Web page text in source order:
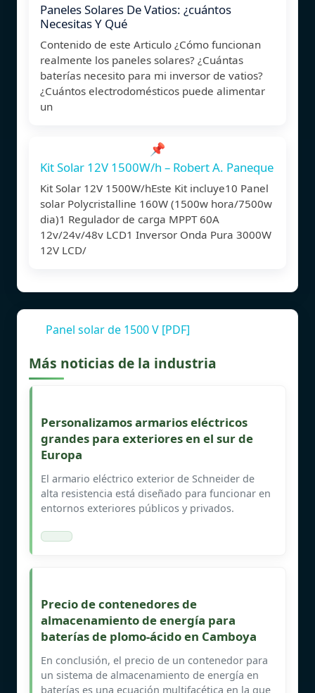
Paneles Solares De Vatios: ¿cuántos
Necesitas Y Qué
Contenido de este Articulo ¿Cómo funcionan
realmente los paneles solares? ¿Cuántas
baterías necesito para mi inversor de vatios?
¿Cuántos electrodomésticos puede alimentar
un
📌
Kit Solar 12V 1500W/h – Robert A. Paneque
Kit Solar 12V 1500W/hEste Kit incluye10 Panel
solar Polycristalline 160W (1500w hora/7500w
dia)1 Regulador de carga MPPT 60A
12v/24v/48v LCD1 Inversor Onda Pura 3000W
12V LCD/
Panel solar de 1500 V [PDF]
Más noticias de la industria
Personalizamos armarios eléctricos
grandes para exteriores en el sur de
Europa
El armario eléctrico exterior de Schneider de
alta resistencia está diseñado para funcionar en
entornos exteriores públicos y privados.
Precio de contenedores de
almacenamiento de energía para
baterías de plomo-ácido en Camboya
En conclusión, el precio de un contenedor para
un sistema de almacenamiento de energía en
baterías es una ecuación multifacética en la que